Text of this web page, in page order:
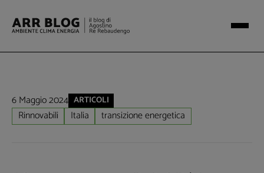
6 Maggio 2024 ARTICOLI
Rinnovabili Italia transizione energetica